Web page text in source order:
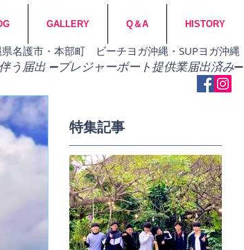
GALLERY Q＆A HISTORY
県名護市・本部町 ビーチヨガ沖縄・SUPヨガ沖縄
う届出 ➖​プレジャーボート提供業届出済み➖
特集記事